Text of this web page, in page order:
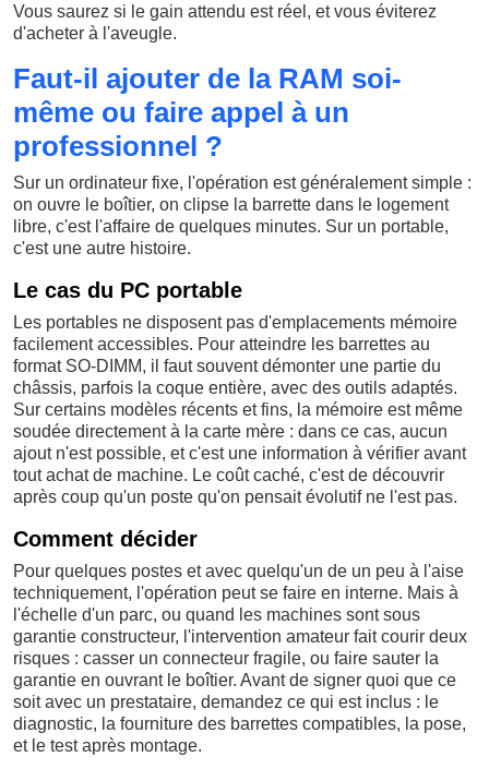
Vous saurez si le gain attendu est réel, et vous éviterez
d'acheter à l'aveugle.
Faut-il ajouter de la RAM soi-
même ou faire appel à un
professionnel ?
Sur un ordinateur fixe, l'opération est généralement simple :
on ouvre le boîtier, on clipse la barrette dans le logement
libre, c'est l'affaire de quelques minutes. Sur un portable,
c'est une autre histoire.
Le cas du PC portable
Les portables ne disposent pas d'emplacements mémoire
facilement accessibles. Pour atteindre les barrettes au
format SO-DIMM, il faut souvent démonter une partie du
châssis, parfois la coque entière, avec des outils adaptés.
Sur certains modèles récents et fins, la mémoire est même
soudée directement à la carte mère : dans ce cas, aucun
ajout n'est possible, et c'est une information à vérifier avant
tout achat de machine. Le coût caché, c'est de découvrir
après coup qu'un poste qu'on pensait évolutif ne l'est pas.
Comment décider
Pour quelques postes et avec quelqu'un de un peu à l'aise
techniquement, l'opération peut se faire en interne. Mais à
l'échelle d'un parc, ou quand les machines sont sous
garantie constructeur, l'intervention amateur fait courir deux
risques : casser un connecteur fragile, ou faire sauter la
garantie en ouvrant le boîtier. Avant de signer quoi que ce
soit avec un prestataire, demandez ce qui est inclus : le
diagnostic, la fourniture des barrettes compatibles, la pose,
et le test après montage.